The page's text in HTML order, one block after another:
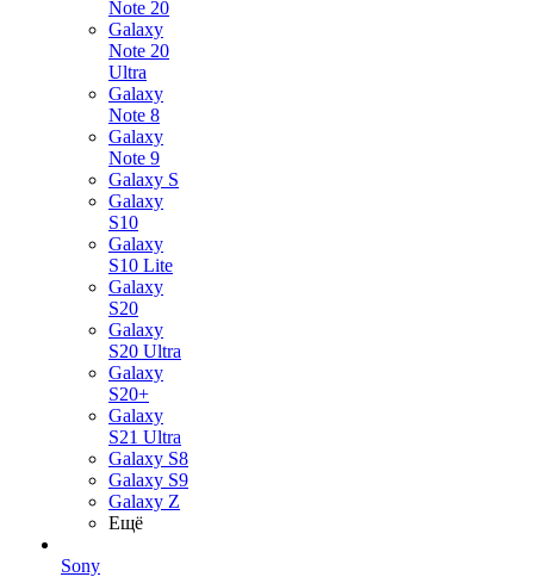
Note 20
Galaxy
Note 20
Ultra
Galaxy
Note 8
Galaxy
Note 9
Galaxy S
Galaxy
S10
Galaxy
S10 Lite
Galaxy
S20
Galaxy
S20 Ultra
Galaxy
S20+
Galaxy
S21 Ultra
Galaxy S8
Galaxy S9
Galaxy Z
Ещё
Sony